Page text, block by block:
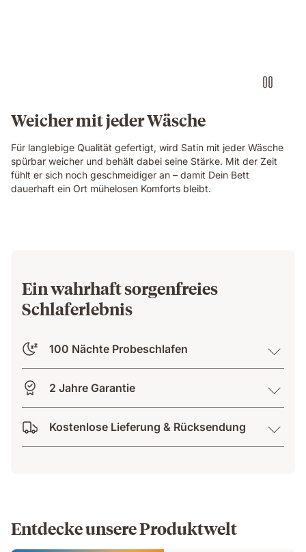
Weicher mit jeder Wäsche
Für langlebige Qualität gefertigt, wird Satin mit jeder Wäsche
spürbar weicher und behält dabei seine Stärke. Mit der Zeit
fühlt er sich noch geschmeidiger an – damit Dein Bett
dauerhaft ein Ort mühelosen Komforts bleibt.
Ein wahrhaft sorgenfreies
Schlaferlebnis
100 Nächte Probeschlafen
2 Jahre Garantie
Kostenlose Lieferung & Rücksendung
Entdecke unsere Produktwelt